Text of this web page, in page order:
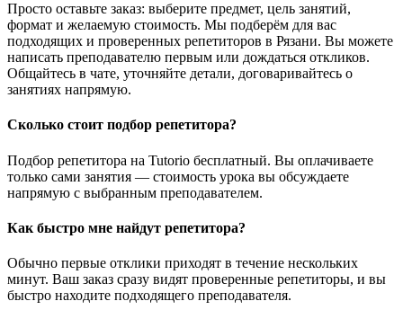
Просто оставьте заказ: выберите предмет, цель занятий,
формат и желаемую стоимость. Мы подберём для вас
подходящих и проверенных репетиторов в Рязани. Вы можете
написать преподавателю первым или дождаться откликов.
Общайтесь в чате, уточняйте детали, договаривайтесь о
занятиях напрямую.
Сколько стоит подбор репетитора?
Подбор репетитора на Tutorio бесплатный. Вы оплачиваете
только сами занятия — стоимость урока вы обсуждаете
напрямую с выбранным преподавателем.
Как быстро мне найдут репетитора?
Обычно первые отклики приходят в течение нескольких
минут. Ваш заказ сразу видят проверенные репетиторы, и вы
быстро находите подходящего преподавателя.